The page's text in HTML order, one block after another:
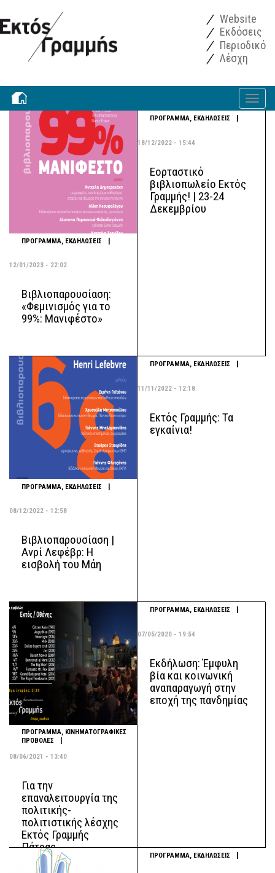
Website
Εκδόσεις
Περιοδικό
Λέσχη
Toggle
ΠΡΟΓΡΑΜΜΑ ΕΚΔΗΛΩΣΕΙΣ |
12/01/2023 - 22:02
Βιβλιοπαρουσίαση:
«Φεμινισμός για το
99%: Μανιφέστο»
ΠΡΟΓΡΑΜΜΑ, ΕΚΔΗΛΩΣΕΙΣ
18/12/2022 - 15:44
Εορταστικό
βιβλιοπωλείο Εκτός
Γραμμής! | 23-24
Δεκεμβρίου
ΠΡΟΓΡΑΜΜΑ ΕΚΔΗΛΩΣΕΙΣ |
08/12/2022 - 12:58
Βιβλιοπαρουσίαση |
Ανρί Λεφέβρ: Η
εισβολή του Μάη
ΠΡΟΓΡΑΜΜΑ, ΕΚΔΗΛΩΣΕΙΣ
11/11/2022 - 12:18
Εκτός Γραμμής: Τα
εγκαίνια!
ΠΡΟΓΡΑΜΜΑ ΚΙΝΗΜΑΤΟΓΡΑΦΙΚΕΣ
ΠΡΟΒΟΛΕΣ
|
08/06/2021 - 13:40
Για την
επαναλειτουργία της
πολιτικής-
πολιτιστικής λέσχης
Εκτός Γραμμής
Πάτρας
ΠΡΟΓΡΑΜΜΑ, ΕΚΔΗΛΩΣΕΙΣ
07/05/2020 - 19:54
Εκδήλωση: Έμφυλη
βία και κοινωνική
αναπαραγωγή στην
εποχή της πανδημίας
ΠΡΟΓΡΑΜΜΑ, ΕΚΔΗΛΩΣΕΙΣ